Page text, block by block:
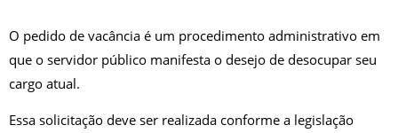
O pedido de vacância é um procedimento administrativo em
que o servidor público manifesta o desejo de desocupar seu
cargo atual.
Essa solicitação deve ser realizada conforme a legislação